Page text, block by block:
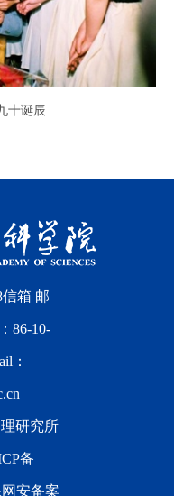
十诞辰
箱 邮
86-10-
：
研究所
备
安备案